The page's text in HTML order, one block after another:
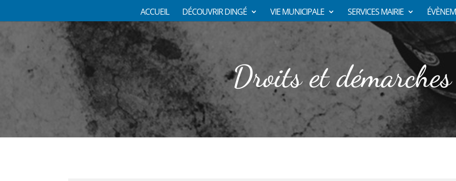
ACCUEIL DÉCOUVRIR DINGÉ VIE MUNICIPALE SERVICES MAIRIE
Droits et démarches